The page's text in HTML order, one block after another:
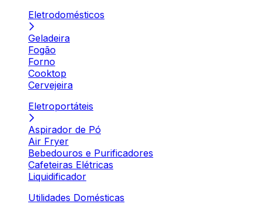
Eletrodomésticos
Geladeira
Fogão
Forno
Cooktop
Cervejeira
Eletroportáteis
Aspirador de Pó
Air Fryer
Bebedouros e Purificadores
Cafeteiras Elétricas
Liquidificador
Utilidades Domésticas